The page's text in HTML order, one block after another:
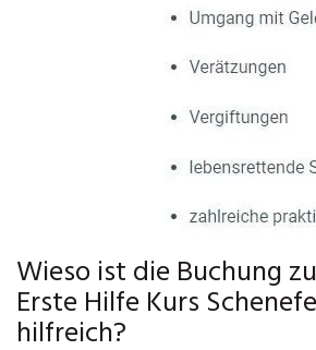
Wieso ist die Buchung
Erste Hilfe Kurs
hilfreich?